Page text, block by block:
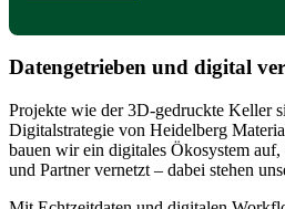
Datengetrieben und digital
Projekte wie der 3D‑gedruckte Keller
Digitalstrategie von Heidelberg
bauen wir ein digitales Ökosystem auf,
und Partner vernetzt – dabei stehen